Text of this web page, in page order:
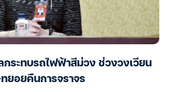
ระทบรถไฟฟ้าสีม่วง ช่วงวงเวียน
ยอยคืนการจราจร